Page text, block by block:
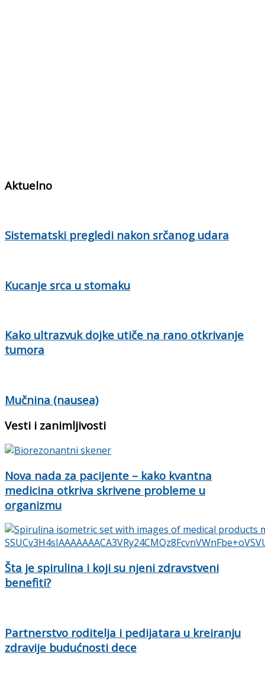
Aktuelno
Sistematski pregledi nakon srčanog udara
Kucanje srca u stomaku
Kako ultrazvuk dojke utiče na rano otkrivanje
tumora
Mučnina (nausea)
Vesti i zanimljivosti
Nova nada za pacijente – kako kvantna
medicina otkriva skrivene probleme u
organizmu
Šta je spirulina i koji su njeni zdravstveni
benefiti?
Partnerstvo roditelja i pedijatara u kreiranju
zdravije budućnosti dece